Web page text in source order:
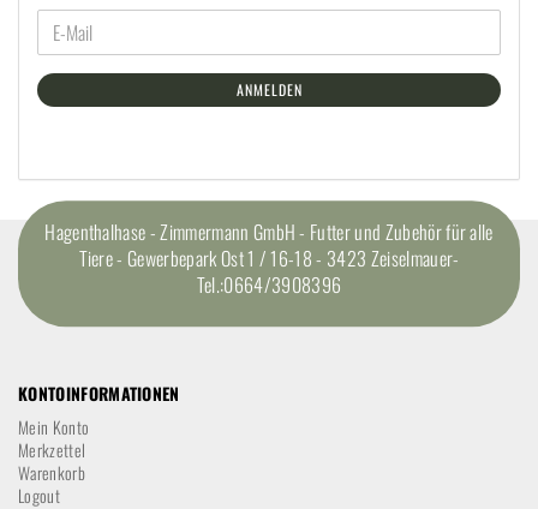
ANMELDEN
Hagenthalhase - Zimmermann GmbH - Futter und Zubehör für alle
Tiere - Gewerbepark Ost 1 / 16-18 - 3423 Zeiselmauer-
Tel.:0664/3908396
KONTOINFORMATIONEN
Mein Konto
Merkzettel
Warenkorb
Logout